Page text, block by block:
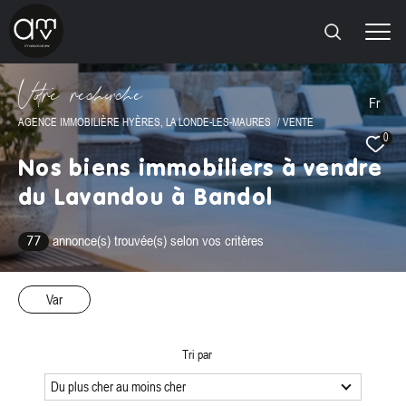
Fr
0
Vore recece
AGENCE IMMOBILIÈRE HYÈRES, LA LONDE-LES-MAURES VENTE
Nos biens immobiliers à vendre
du Lavandou à Bandol
77 annonce(s) trouvée(s) selon vos critères
Var
Tri par
Du plus cher au moins cher
Effectuer une recherche
ET TROUVER LE BIEN QUI CORRESPOND À VOS
CRITÈRES
Type
d'offre
Vente
Type
Ville